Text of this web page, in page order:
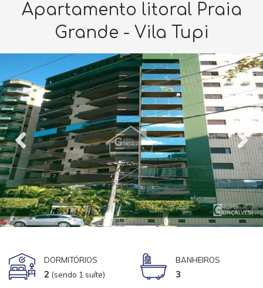
Apartamento litoral Praia
Grande - Vila Tupi
DORMITÓRIOS
2 (sendo 1 suíte)
BANHEIROS
3